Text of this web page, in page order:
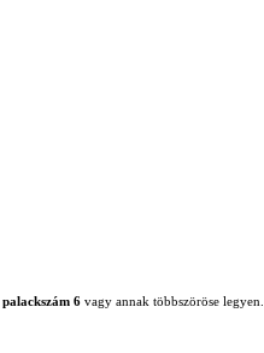
palackszám 6 vagy annak többszöröse legyen.